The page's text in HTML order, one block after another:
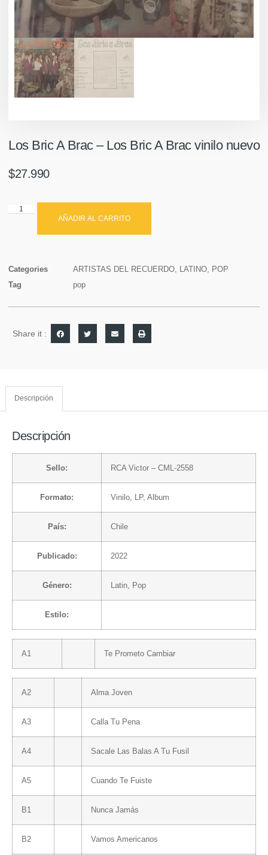
Los Bric A Brac – Los Bric A Brac vinilo nuevo
$27.990
AÑADIR AL CARRITO
Categories ARTISTAS DEL RECUERDO LATINO POP
Tag
pop
Share it :
Descripción
Descripción
Sello: RCA Victor – CML-2558
Formato: Vinilo, LP, Album
País: Chile
Publicado: 2022
Género: Latin, Pop
Estilo:
A1 Te Prometo Cambiar
A2 Alma Joven
A3 Calla Tu Pena
A4 Sacale Las Balas A Tu Fusil
A5 Cuando Te Fuiste
B1 Nunca Jamás
B2 Vamos Americanos